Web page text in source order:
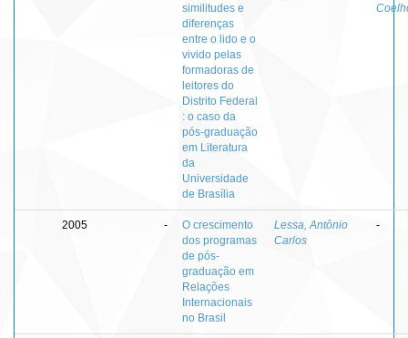
similitudes e
diferenças
entre o lido e o
vivido pelas
formadoras de
leitores do
Distrito Federal
: o caso da
pós-graduação
em Literatura
da
Universidade
de Brasília
2005 -
O crescimento
dos programas
de pós-
graduação em
Relações
Internacionais
no Brasil
Lessa, Antônio
Carlos
-